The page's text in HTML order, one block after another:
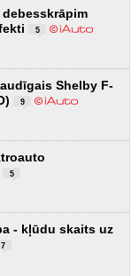
5
Shelby F-
9
5
- kļūdu skaits uz
7